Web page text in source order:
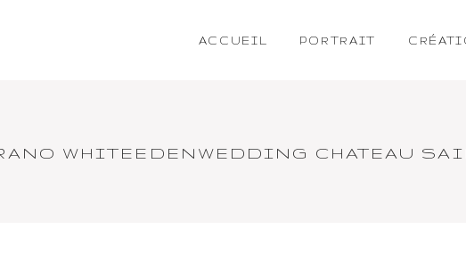
ACCUEIL PORTRAIT
WHITEEDENWEDDING CHATEAU